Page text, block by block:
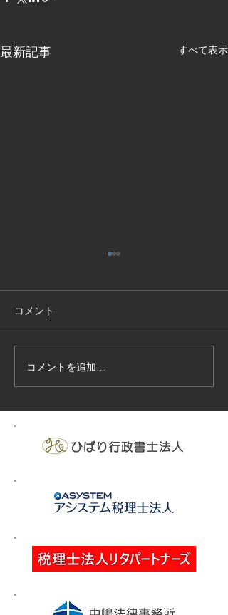
最新記事 すべて表示
技能実習生１２名入国-フ
ィリピン、ベトナム
コメント
コメントを追加…